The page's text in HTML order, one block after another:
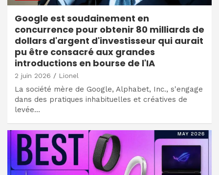
Google est soudainement en
concurrence pour obtenir 80 milliards de
dollars d'argent d'investisseur qui aurait
pu être consacré aux grandes
introductions en bourse de l'IA
2 juin 2026 Lionel
La société mère de Google, Alphabet, Inc., s'engage
dans des pratiques inhabituelles et créatives de
levée…